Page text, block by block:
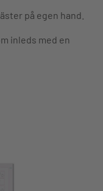
på egen hand.
inleds med en